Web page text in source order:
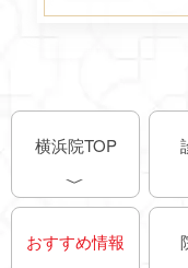
横浜院TOP
おすすめ情報